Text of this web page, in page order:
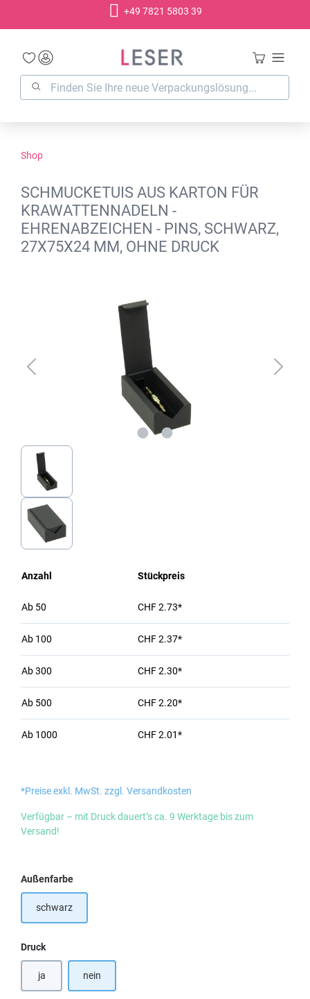
+49 7821 5803 39
Shop
SCHMUCKETUIS AUS KARTON FÜR
KRAWATTENNADELN -
EHRENABZEICHEN - PINS, SCHWARZ,
27X75X24 MM, OHNE DRUCK
Anzahl Stückpreis
Ab 50 CHF 2.73*
Ab 100 CHF 2.37*
Ab300 CHF 2.30*
Ab 500 CHF 2.20*
Ab 1000 CHF 2.01*
*Preise exkl. MwSt. zzgl. Versandkosten
Verfügbar – mit Druck dauert’s ca. 9 Werktage bis zum
Versand!
Außenfarbeauswählen
schwarz
Druckauswählen
ja nein